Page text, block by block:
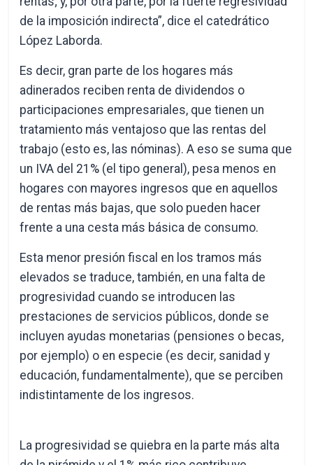
de la imposición indirecta”, dice el catedrático
López Laborda.
Es decir, gran parte de los hogares más
adinerados reciben renta de dividendos o
participaciones empresariales, que tienen un
tratamiento más ventajoso que las rentas del
trabajo (esto es, las nóminas). A eso se suma que
un IVA del 21% (el tipo general), pesa menos en
hogares con mayores ingresos que en aquellos
de rentas más bajas, que solo pueden hacer
frente a una cesta más básica de consumo.
Esta menor presión fiscal en los tramos más
elevados se traduce, también, en una falta de
progresividad cuando se introducen las
prestaciones de servicios públicos, donde se
incluyen ayudas monetarias (pensiones o becas,
por ejemplo) o en especie (es decir, sanidad y
educación, fundamentalmente), que se perciben
indistintamente de los ingresos.
La progresividad se quiebra en la parte más alta